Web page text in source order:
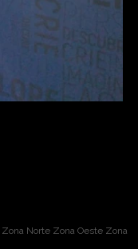
Zona Norte Zona Oeste Zona